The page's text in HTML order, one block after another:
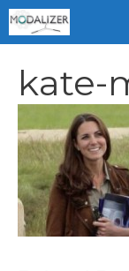
Vai
al
kate-